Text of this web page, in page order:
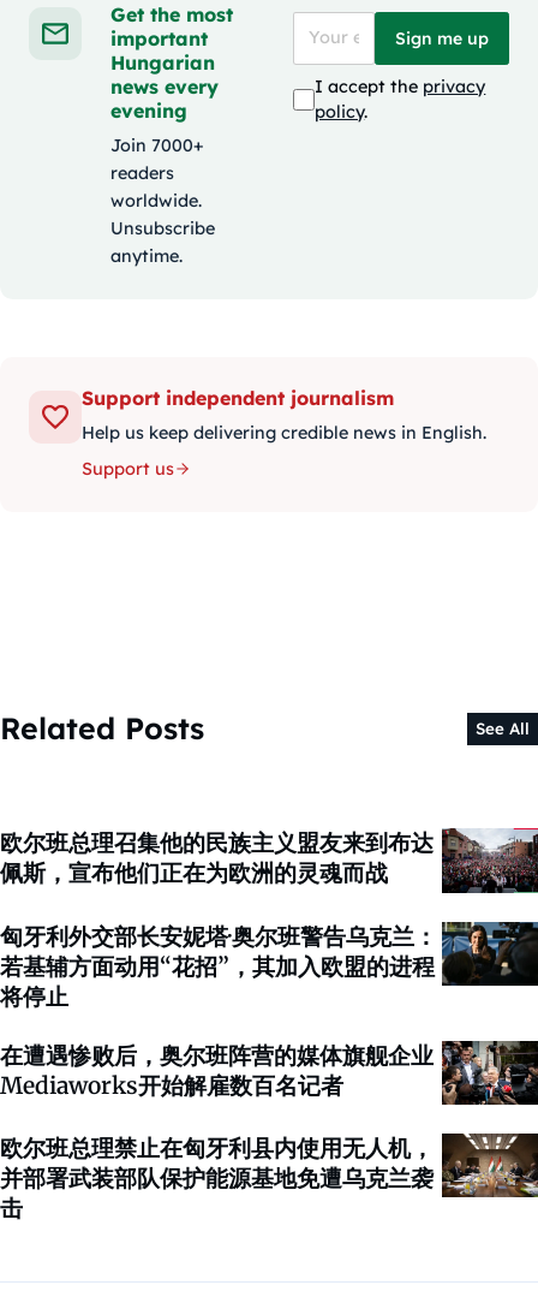
Get the most
important
Hungarian
news every
evening
Join 7000+
readers
worldwide.
Unsubscribe
anytime.
Sign me up
I accept the privacy
policy.
Support independent journalism
Help us keep delivering credible news in English.
Support us
Related Posts See All
欧尔班总理召集他的民族主义盟友来到布达
佩斯，宣布他们正在为欧洲的灵魂而战
匈牙利外交部长安妮塔·奥尔班警告乌克兰：
若基辅方面动用“花招”，其加入欧盟的进程
将停止
在遭遇惨败后，奥尔班阵营的媒体旗舰企业
Mediaworks开始解雇数百名记者
欧尔班总理禁止在匈牙利县内使用无人机，
并部署武装部队保护能源基地免遭乌克兰袭
击